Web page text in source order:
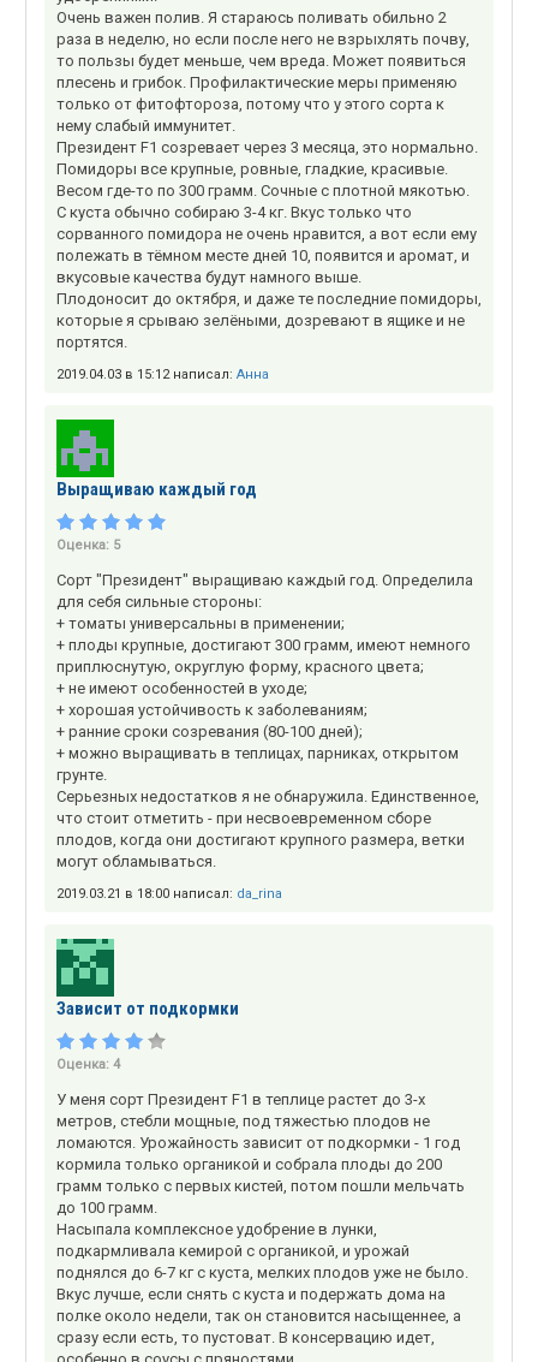
Очень важен полив. Я стараюсь поливать обильно 2
раза в неделю, но если после него не взрыхлять почву,
то пользы будет меньше, чем вреда. Может появиться
плесень и грибок. Профилактические меры применяю
только от фитофтороза, потому что у этого сорта к
нему слабый иммунитет.
Президент F1 созревает через 3 месяца, это нормально.
Помидоры все крупные, ровные, гладкие, красивые.
Весом где-то по 300 грамм. Сочные с плотной мякотью.
С куста обычно собираю 3-4 кг. Вкус только что
сорванного помидора не очень нравится, а вот если ему
полежать в тёмном месте дней 10, появится и аромат, и
вкусовые качества будут намного выше.
Плодоносит до октября, и даже те последние помидоры,
которые я срываю зелёными, дозревают в ящике и не
портятся.
2019.04.03 в 15:12 написал: Анна
Выращиваю каждый год
Оценка: 5
Сорт "Президент" выращиваю каждый год. Определила
для себя сильные стороны:
+ томаты универсальны в применении;
+ плоды крупные, достигают 300 грамм, имеют немного
приплюснутую, округлую форму, красного цвета;
+ не имеют особенностей в уходе;
+ хорошая устойчивость к заболеваниям;
+ ранние сроки созревания (80-100 дней);
+ можно выращивать в теплицах, парниках, открытом
грунте.
Серьезных недостатков я не обнаружила. Единственное,
что стоит отметить - при несвоевременном сборе
плодов, когда они достигают крупного размера, ветки
могут обламываться.
2019.03.21 в 18:00 написал: da_rina
Зависит от подкормки
Оценка: 4
У меня сорт Президент F1 в теплице растет до 3-х
метров, стебли мощные, под тяжестью плодов не
ломаются. Урожайность зависит от подкормки - 1 год
кормила только органикой и собрала плоды до 200
грамм только с первых кистей, потом пошли мельчать
до 100 грамм.
Насыпала комплексное удобрение в лунки,
подкармливала кемирой с органикой, и урожай
поднялся до 6-7 кг с куста, мелких плодов уже не было.
Вкус лучше, если снять с куста и подержать дома на
полке около недели, так он становится насыщеннее, а
сразу если есть, то пустоват. В консервацию идет,